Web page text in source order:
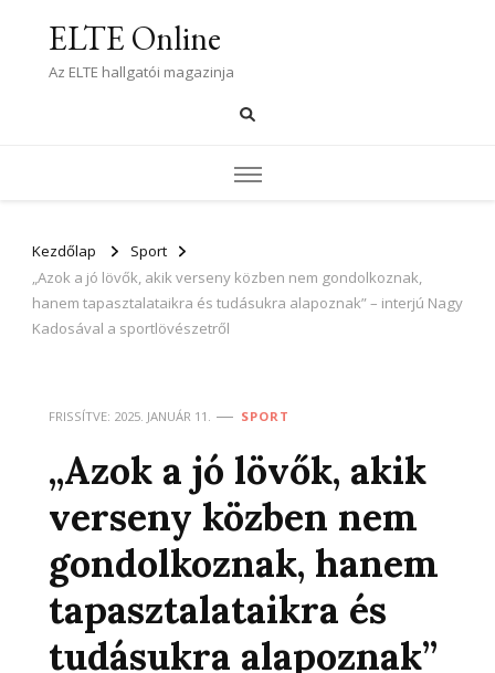
ELTE Online
Az ELTE hallgatói magazinja
Kezdőlap
Sport
„Azok a jó lövők, akik verseny közben nem gondolkoznak,
hanem tapasztalataikra és tudásukra alapoznak” – interjú Nagy
Kadosával a sportlövészetről
FRISSÍTVE: 2025. JANUÁR 11. SPORT
„Azok a jó lövők, akik
verseny közben nem
gondolkoznak, hanem
tapasztalataikra és
tudásukra alapoznak”